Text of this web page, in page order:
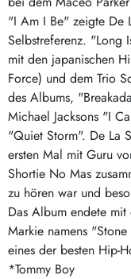
"I Am I Be" zeigte De
Selbstreferenz. "Long
mit den japanischen
Force) und dem Trio
des Albums,
Michael Jacksons "I
"Quiet Storm". De La
ersten Mal mit Guru
Shortie No Mas
zu hören war und
Das Album endete
Markie namens
eines der besten Hip-
*Tommy Boy